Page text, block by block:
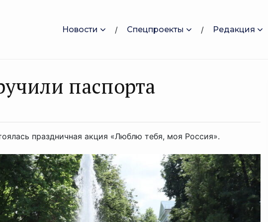
Новости Спецпроекты Редакция
паспорта
праздничная акция «Люблю тебя, моя Россия».